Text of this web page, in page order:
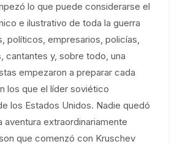
lo que puede considerarse el
e ilustrativo de toda la guerra
políticos, empresarios, policías,
cantantes y, sobre todo, una
empezaron a preparar cada
los que el líder soviético
los Estados Unidos. Nadie quedó
aventura extraordinariamente
que comenzó con Kruschev